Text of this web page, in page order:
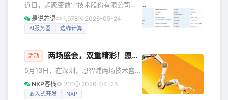
业呢？ 什么是AI-RAN AI-RAN，即人工
智能无线接入网（Artificial Intelligence
- Radio Ac
近日，超聚变数字技术股份有限公司
（简称“超聚变”）创业板IPO申请获深交
所正式受理，本次上市保荐机构为中信
华为X86服务器业务，有着深厚的技术积
动重大战略调整，将旗下X86服务器业务
独立拆分，成立超聚变全新运营主体。
目前，超聚变股权结构多元，汇聚河南
是说芯语 1,978 2026-05-24
AI服务器 边缘计算
活动 两场盛会，双重精彩！恩智浦创新技术峰会+FRDM Lab，等你来~
5月13日，在深圳，恩智浦两场技术盛会
——恩智浦创新技术峰会与FRDM Lab
——即将揭幕！活动将通过专家主题演
NXP客栈 201 2026-04-26
嵌入式开发 NXP